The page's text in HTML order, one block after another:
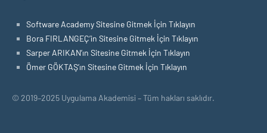
Software Academy Sitesine Gitmek İçin Tıklayın
Bora FIRLANGEÇ’in Sitesine Gitmek İçin Tıklayın
Sarper ARIKAN’ın Sitesine Gitmek İçin Tıklayın
Ömer GÖKTAŞ’ın Sitesine Gitmek İçin Tıklayın
© 2019–2025 Uygulama Akademisi – Tüm hakları saklıdır.